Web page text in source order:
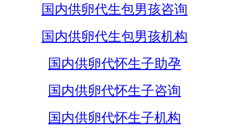
国内供卵代生包男孩咨询
国内供卵代生包男孩机构
国内供卵代怀生子助孕
国内供卵代怀生子咨询
国内供卵代怀生子机构